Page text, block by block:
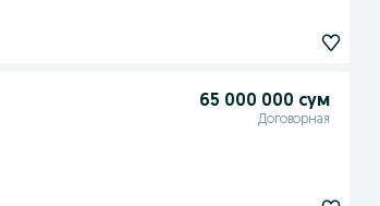
65 000 000 сум
Договорная